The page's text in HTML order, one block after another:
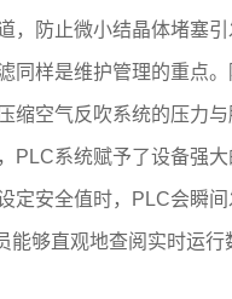
，防止微小结晶体堵塞引
同样是维护管理的重点
缩空气反吹系统的压力
PLC系统赋予了设备强
定安全值时，PLC会瞬
能够直观地查阅实时运